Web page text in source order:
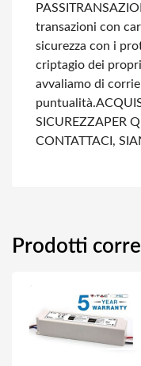
PASSI
transazioni con
sicurezza con i
criptagio dei
avvaliamo di
puntualità.
SICUREZZAPER
CONTATTACI,
Prodotti